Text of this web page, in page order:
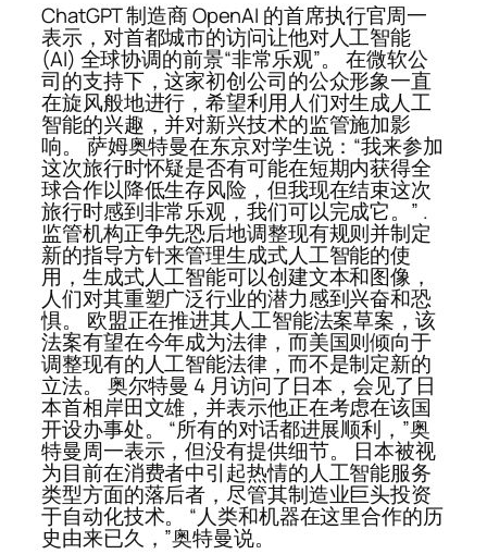
ChatGPT 制造商 OpenAI 的首席执行官周一
表示，对首都城市的访问让他对人工智能
(AI) 全球协调的前景“非常乐观”。 在微软公
司的支持下，这家初创公司的公众形象一直
在旋风般地进行，希望利用人们对生成人工
智能的兴趣，并对新兴技术的监管施加影
响。 萨姆奥特曼在东京对学生说：“我来参加
这次旅行时怀疑是否有可能在短期内获得全
球合作以降低生存风险，但我现在结束这次
旅行时感到非常乐观，我们可以完成它。” .
监管机构正争先恐后地调整现有规则并制定
新的指导方针来管理生成式人工智能的使
用，生成式人工智能可以创建文本和图像，
人们对其重塑广泛行业的潜力感到兴奋和恐
惧。 欧盟正在推进其人工智能法案草案，该
法案有望在今年成为法律，而美国则倾向于
调整现有的人工智能法律，而不是制定新的
立法。 奥尔特曼 4 月访问了日本，会见了日
本首相岸田文雄，并表示他正在考虑在该国
开设办事处。 “所有的对话都进展顺利，”奥
特曼周一表示，但没有提供细节。 日本被视
为目前在消费者中引起热情的人工智能服务
类型方面的落后者，尽管其制造业巨头投资
于自动化技术。 “人类和机器在这里合作的历
史由来已久，”奥特曼说。